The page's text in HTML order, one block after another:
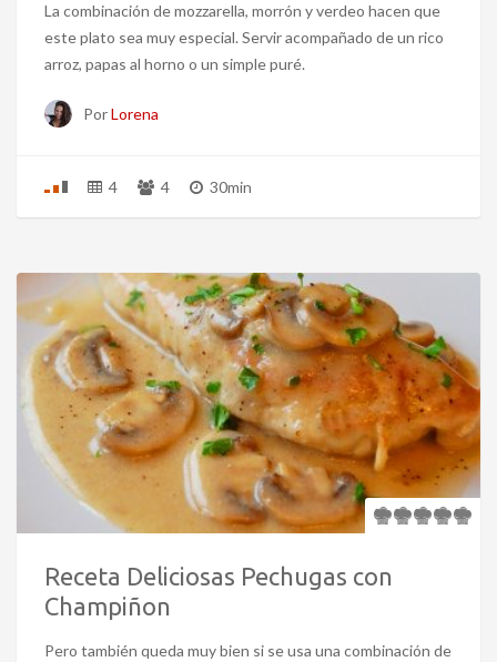
La combinación de mozzarella, morrón y verdeo hacen que
este plato sea muy especial. Servir acompañado de un rico
arroz, papas al horno o un simple puré.
PorLorena
4 4 30min
Receta Deliciosas Pechugas con
Champiñon
Pero también queda muy bien si se usa una combinación de